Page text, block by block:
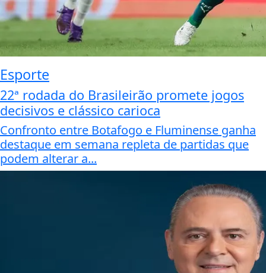
Esporte
22ª rodada do Brasileirão promete jogos
decisivos e clássico carioca
Confronto entre Botafogo e Fluminense ganha
destaque em semana repleta de partidas que
podem alterar a...